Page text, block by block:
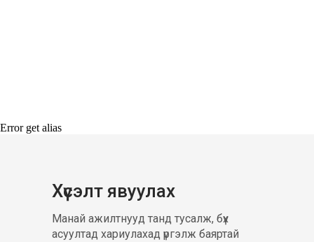
Error get alias
Хүсэлт явуулах
Манай ажилтнууд танд тусалж, бүх
асуултад хариулахад үргэлж баяртай